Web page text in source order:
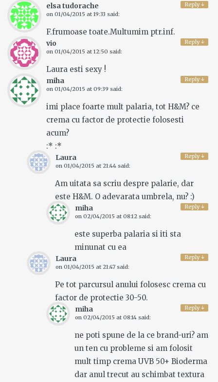
Reply↓
elsa tudorache
on 01/04/2015 at 19:33 said:
F.frumoase toate.Multumim ptr.inf.
Reply↓
vio
on 01/04/2015 at 12:50 said:
Laura esti sexy !
Reply↓
miha
on 01/04/2015 at 09:39 said:
imi place foarte mult palaria, tot H&M? ce
crema cu factor de protectie folosesti
acum?
:* :*
Reply↓
Laura
on 01/04/2015 at 21:44 said:
Am uitata sa scriu despre palarie, dar
este H&M. O adevarata umbrela, nu? :)
Reply↓
miha
on 02/04/2015 at 08:12 said:
este superba palaria si iti sta
minunat cu ea
Reply↓
Laura
on 01/04/2015 at 21:47 said:
Pe tot parcursul anului folosesc crema cu
factor de protectie 30-50.
Reply↓
miha
on 02/04/2015 at 08:14 said:
ne poti spune de la ce brand-uri? am
un ten cu probleme si am folosit
mult timp crema UVB 50+ Bioderma
dar anul trecut au schimbat textura